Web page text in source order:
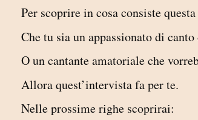
Per scoprire in cosa consiste
Che tu sia un appassionato di
O un cantante amatoriale che
Allora quest’intervista fa per te.
Nelle prossime righe scoprirai: